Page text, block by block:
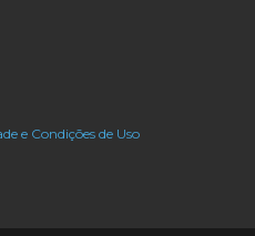
e Condições de Uso